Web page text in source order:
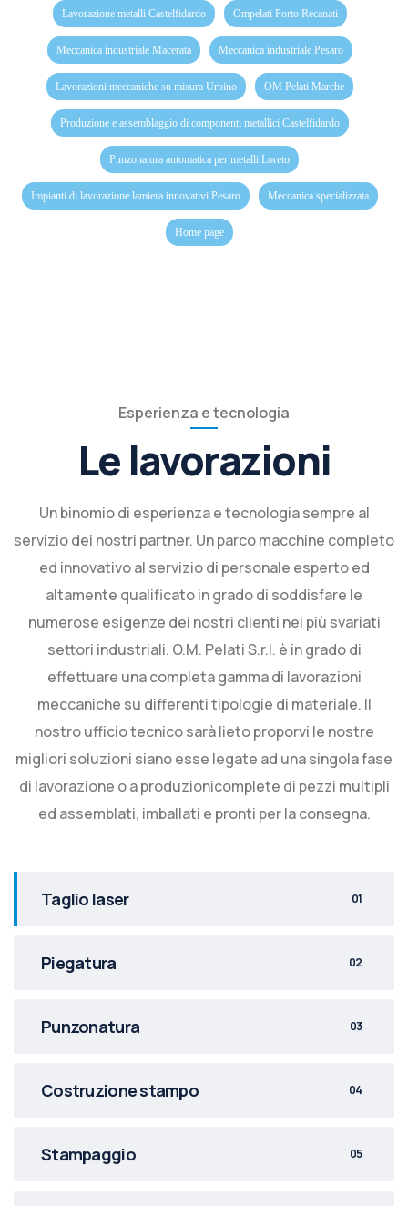
Lavorazione metalli Castelfidardo Ompelati Porto Recanati
Meccanica industriale Macerata Meccanica industriale Pesaro
Lavorazioni meccaniche su misura Urbino OM Pelati Marche
Produzione e assemblaggio di componenti metallici Castelfidardo
Punzonatura automatica per metalli Loreto
Impianti di lavorazione lamiera innovativi Pesaro Meccanica specializzata
Home page
Esperienza e tecnologia
Le lavorazioni
Un binomio di esperienza e tecnologia sempre al
servizio dei nostri partner. Un parco macchine completo
ed innovativo al servizio di personale esperto ed
altamente qualificato in grado di soddisfare le
numerose esigenze dei nostri clienti nei più svariati
settori industriali. O.M. Pelati S.r.l. è in grado di
effettuare una completa gamma di lavorazioni
meccaniche su differenti tipologie di materiale. Il
nostro ufficio tecnico sarà lieto proporvi le nostre
migliori soluzioni siano esse legate ad una singola fase
di lavorazione o a produzionicomplete di pezzi multipli
ed assemblati, imballati e pronti per la consegna.
Taglio laser 01
Piegatura 02
Punzonatura 03
Costruzione stampo 04
Stampaggio 05